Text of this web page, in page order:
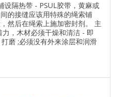
设隔热带 - PSUL胶带，黄麻或
的接缝应该用特殊的绳索铺
然后在绳索上施加密封剂。 主
，木材必须干燥和清洁 - 即
磨 ;必须没有外来涂层和润滑
过程产生不利影响。制造商建
剂。 在开始工作之前，必须将
然后将其放在原木之间 - ...